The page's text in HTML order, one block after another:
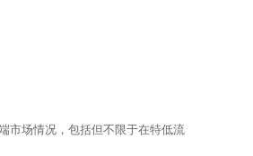
市场情况，包括但不限于在特低流